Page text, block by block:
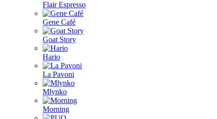
Flair Espresso
Gene Café
Goat Story
Hario
La Pavoni
Mlynko
Morning